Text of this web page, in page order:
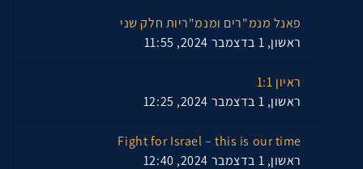
פאנל מנמ"רים ומנמ"ריות חלק שני
ראשון, 1 בדצמבר 2024, 11:55
ראיון 1:1
ראשון, 1 בדצמבר 2024, 12:25
Fight for Israel – this is our time
ראשון, 1 בדצמבר 2024, 12:40